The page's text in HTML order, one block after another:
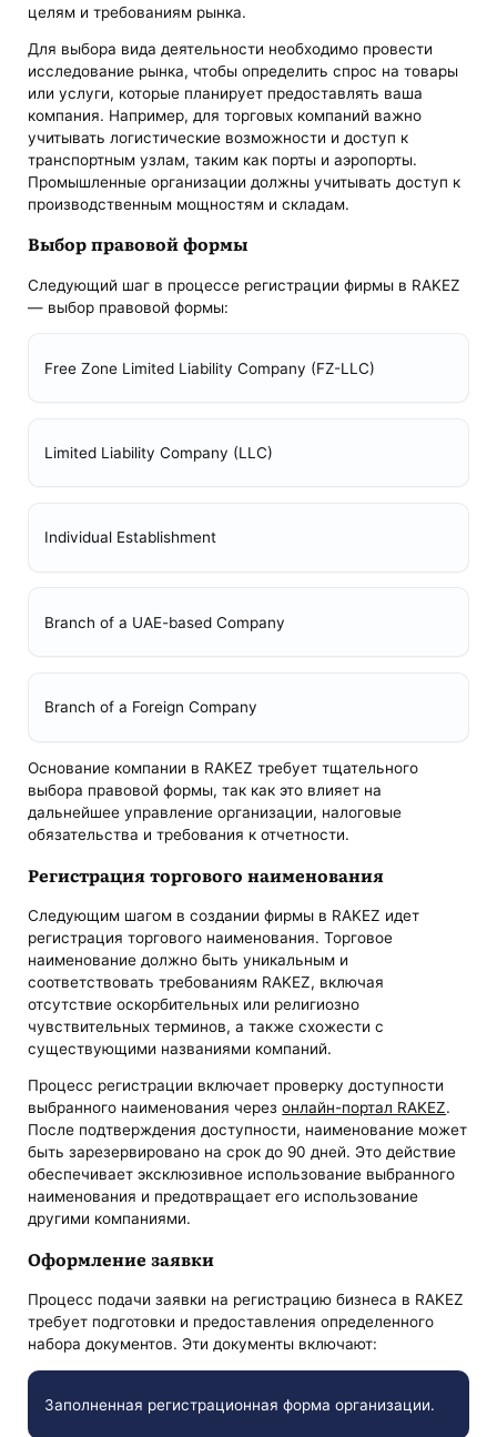
целям и требованиям рынка.
Для выбора вида деятельности необходимо провести
исследование рынка, чтобы определить спрос на товары
или услуги, которые планирует предоставлять ваша
компания. Например, для торговых компаний важно
учитывать логистические возможности и доступ к
транспортным узлам, таким как порты и аэропорты.
Промышленные организации должны учитывать доступ к
производственным мощностям и складам.
Выбор правовой формы
Следующий шаг в процессе регистрации фирмы в RAKEZ
— выбор правовой формы:
Free Zone Limited Liability Company (FZ-LLC)
Limited Liability Company (LLC)
Individual Establishment
Branch of a UAE-based Company
Branch of a Foreign Company
Основание компании в RAKEZ требует тщательного
выбора правовой формы, так как это влияет на
дальнейшее управление организации, налоговые
обязательства и требования к отчетности.
Регистрация торгового наименования
Следующим шагом в создании фирмы в RAKEZ идет
регистрация торгового наименования. Торговое
наименование должно быть уникальным и
соответствовать требованиям RAKEZ, включая
отсутствие оскорбительных или религиозно
чувствительных терминов, а также схожести с
существующими названиями компаний.
Процесс регистрации включает проверку доступности
выбранного наименования черезонлайн-портал RAKEZ.
После подтверждения доступности, наименование может
быть зарезервировано на срок до 90 дней. Это действие
обеспечивает эксклюзивное использование выбранного
наименования и предотвращает его использование
другими компаниями.
Оформление заявки
Процесс подачи заявки на регистрацию бизнеса в RAKEZ
требует подготовки и предоставления определенного
набора документов. Эти документы включают:
Заполненная регистрационная форма организации.